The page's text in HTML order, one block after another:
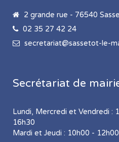
2 grande rue - 76540
02 35 27 42 24
secretariat@sassetot-le-
Secrétariat de
Lundi, Mercredi et Vendredi :
16h30
Mardi et Jeudi : 10h00 - 12h00